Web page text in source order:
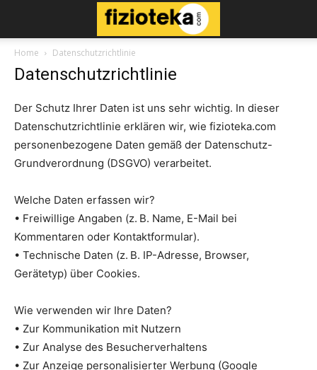
Home Datenschutzrichtlinie
Datenschutzrichtlinie
Der Schutz Ihrer Daten ist uns sehr wichtig. In dieser
Datenschutzrichtlinie erklären wir, wie fizioteka.com
personenbezogene Daten gemäß der Datenschutz-
Grundverordnung (DSGVO) verarbeitet.
Welche Daten erfassen wir?
• Freiwillige Angaben (z. B. Name, E-Mail bei
Kommentaren oder Kontaktformular).
• Technische Daten (z. B. IP-Adresse, Browser,
Gerätetyp) über Cookies.
Wie verwenden wir Ihre Daten?
• Zur Kommunikation mit Nutzern
• Zur Analyse des Besucherverhaltens
• Zur Anzeige personalisierter Werbung (Google